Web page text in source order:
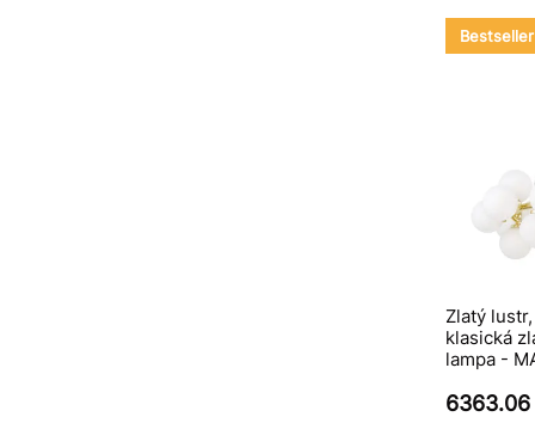
Bestseller
Zlatý
klasická
lampa -
6363.06